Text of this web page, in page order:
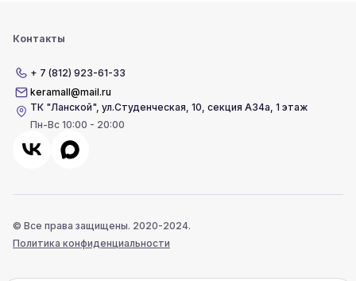
Контакты
+ 7 (812) 923-61-33
keramall@mail.ru
ТК "Ланской",ул.Студенческая, 10, секция А34а, 1 этаж
Пн-Вс 10:00 - 20:00
© Все права защищены. 2020-2024.
Политика конфиденциальности